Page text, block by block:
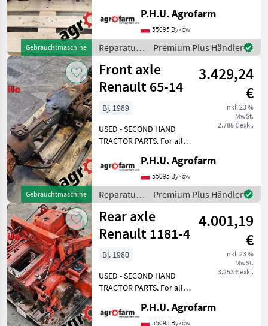
Gebrauchtmaschine
message by e-mail either
whatsapp. TRAKTOR -
SCHLEPPER ERSATZTEILE.
Bei weiteren fragen
kontaktieren
P.H.U. Agrofarm
55095 Byków
Reparatur
und
Ersatzteile
/ Renault
Premium Plus Händler
Gebrauchtmaschine
Front axle
Renault 65-14
3.429,24
€
inkl. 23 %
MwSt.
2.788 € exkl.
Bj. 1989
USED - SECOND HAND
TRACTOR PARTS. For all
message by e-mail either
whatsapp. TRAKTOR -
SCHLEPPER ERSATZTEILE.
Bei weiteren fragen
kontaktieren
P.H.U. Agrofarm
55095 Byków
Reparatur
und
Ersatzteile
/ Renault
Premium Plus Händler
Rear axle
Renault 1181-4
4.001,19
€
inkl. 23 %
MwSt.
3.253 € exkl.
Bj. 1980
USED - SECOND HAND
TRACTOR PARTS. For all
message by e-mail either
whatsapp. TRAKTOR -
P.H.U. Agrofarm
55095 Byków